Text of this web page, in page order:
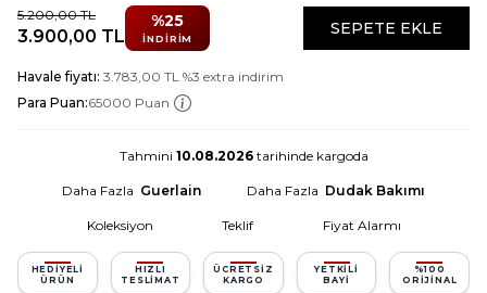
5.200,00TL
3.900,00 TL
%25
İNDIRIM
SEPETE EKLE
Havale fiyatı: 3.783,00 TL %3 extra indirim
Para Puan:65000 Puan
Tahmini 10.08.2026tarihinde kargoda
Daha Fazla Guerlain Daha Fazla Dudak Bakımı
Koleksiyon Teklif Fiyat Alarmı
HEDIYELI
ÜRÜN
HIZLI
TESLIMAT
ÜCRETSIZ
KARGO
YETKILI
BAYI
%100
ORIJINAL